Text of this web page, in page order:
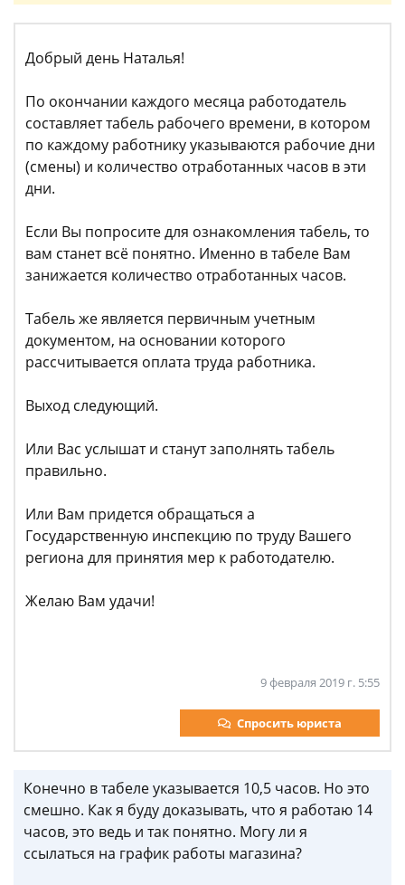
Добрый день Наталья!
По окончании каждого месяца работодатель
составляет табель рабочего времени, в котором
по каждому работнику указываются рабочие дни
(смены) и количество отработанных часов в эти
дни.
Если Вы попросите для ознакомления табель, то
вам станет всё понятно. Именно в табеле Вам
занижается количество отработанных часов.
Табель же является первичным учетным
документом, на основании которого
рассчитывается оплата труда работника.
Выход следующий.
Или Вас услышат и станут заполнять табель
правильно.
Или Вам придется обращаться а
Государственную инспекцию по труду Вашего
региона для принятия мер к работодателю.
Желаю Вам удачи!
9 февраля 2019 г. 5:55
Спросить юриста
Конечно в табеле указывается 10,5 часов. Но это
смешно. Как я буду доказывать, что я работаю 14
часов, это ведь и так понятно. Могу ли я
ссылаться на график работы магазина?